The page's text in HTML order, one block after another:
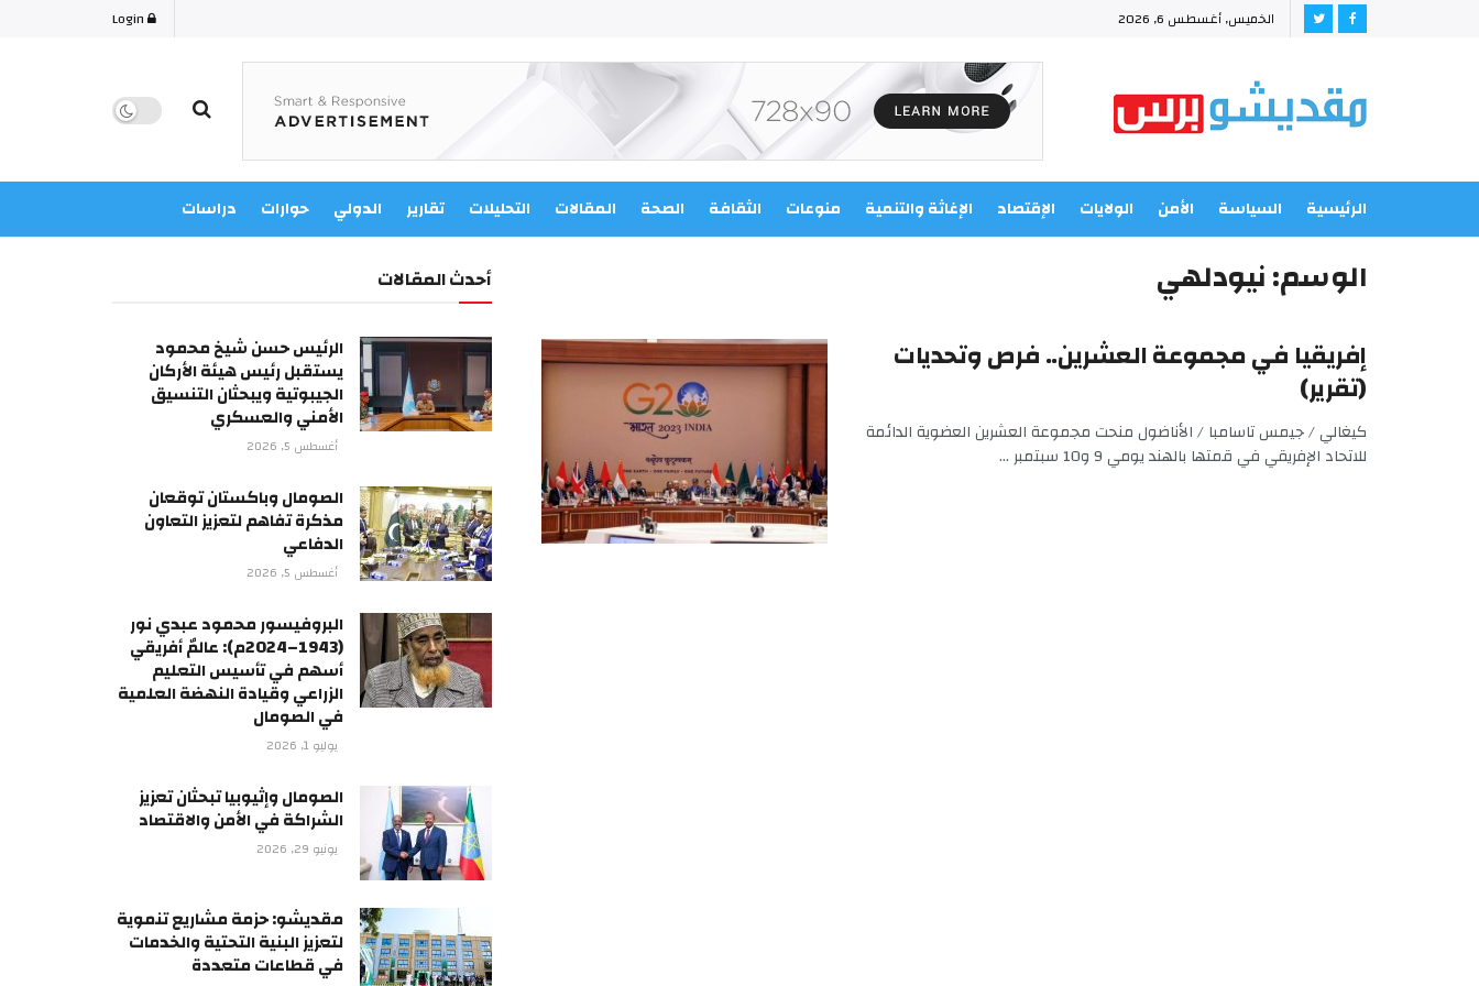
الخميس, أغسطس 6, 2026
الرئيسية السياسة الأمن الولايات الإقتصاد الإغاثة والتنمية منوعات الثقافة الصحة المقالات التحليلات تقارير الدولي حوارات دراسات
الوسم:نيودلهي
إفريقيا في مجموعة العشرين.. فرص وتحديات
(تقرير)
كيغالي / جيمس تاسامبا / الأناضول منحت مجموعة العشرين العضوية الدائمة
للاتحاد الإفريقي في قمتها بالهند يومي 9 و10 سبتمبر ...
أحدث المقالات
الرئيس حسن شيخ محمود
يستقبل رئيس هيئة الأركان
الجيبوتية ويبحثان التنسيق
الأمني والعسكري
أغسطس 5, 2026
الصومال وباكستان توقعان
مذكرة تفاهم لتعزيز التعاون
الدفاعي
أغسطس 5, 2026
البروفيسور محمود عبدي نور
(1943–2024م): عالمٌ أفريقي
أسهم في تأسيس التعليم
الزراعي وقيادة النهضة العلمية
في الصومال
يوليو 1, 2026
الصومال وإثيوبيا تبحثان تعزيز
الشراكة في الأمن والاقتصاد
يونيو 29, 2026
مقديشو: حزمة مشاريع تنموية
لتعزيز البنية التحتية والخدمات
في قطاعات متعددة